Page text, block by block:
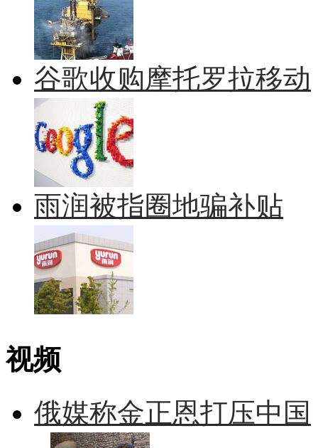
谷歌收购摩托罗拉移动
雨润被指圈地骗补贴
视频
俄媒称金正恩打压中国